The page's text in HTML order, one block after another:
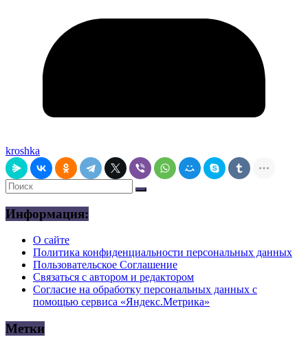
kroshka
Информация:
О сайте
Политика конфиденциальности персональных данных
Пользовательское Соглашение
Связаться с автором и редактором
Согласие на обработку персональных данных с
помощью сервиса «Яндекс.Метрика»
Метки